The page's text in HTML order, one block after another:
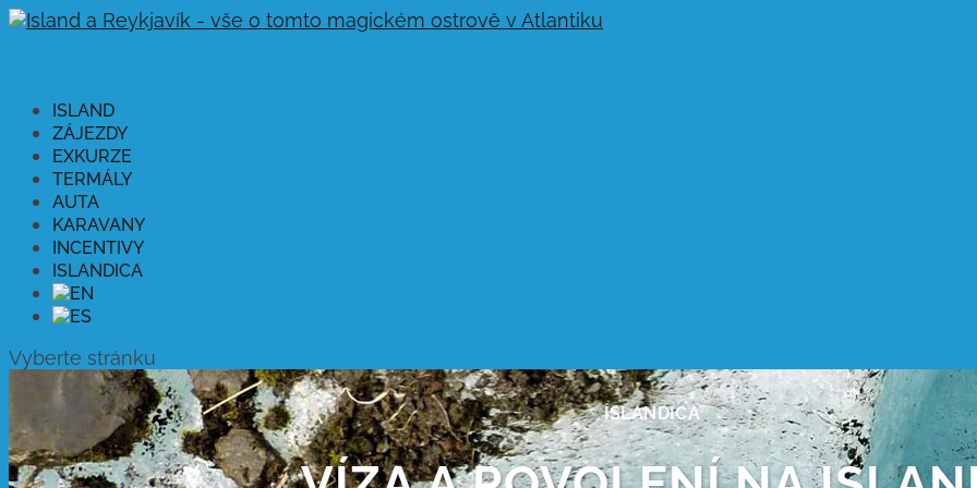
ISLAND
ZÁJEZDY
EXKURZE
TERMÁLY
AUTA
KARAVANY
INCENTIVY
ISLANDICA
Vyberte stránku
ISLANDICA